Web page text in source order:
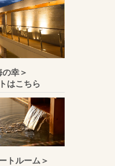
の幸＞
はこちら
トルーム＞